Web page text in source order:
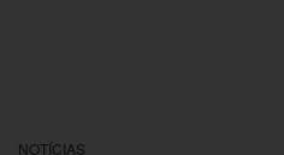
NOTÍCIAS